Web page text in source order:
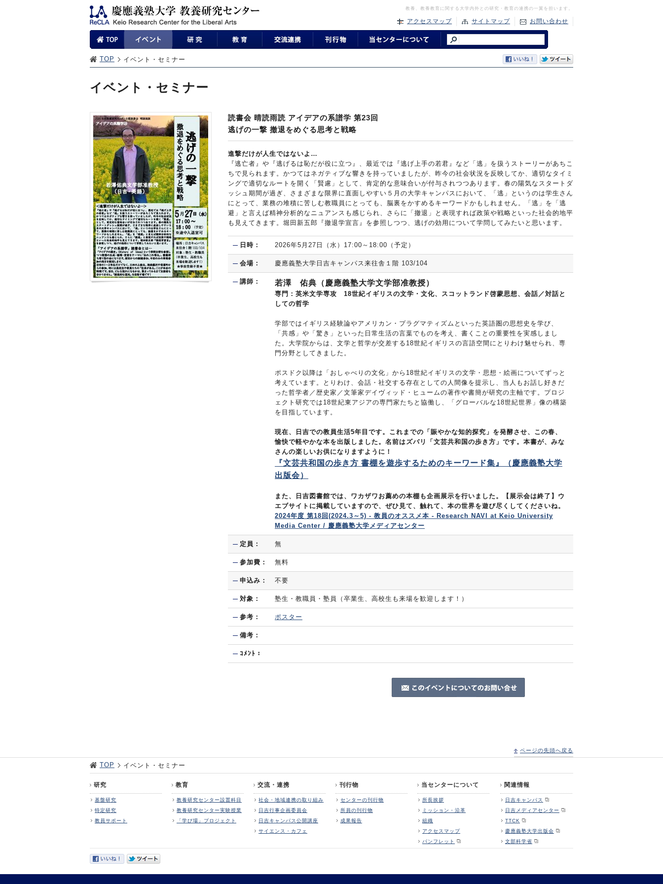
教養、教養教育に関する大学内外との研究・教育の連携の一翼を担います。
アクセスマップ サイトマップ お問い合わせ
TOP イベント・セミナー
イベント・セミナー
読書会 晴読雨読 アイデアの系譜学 第23回
逃げの一撃 撤退をめぐる思考と戦略
進撃だけが人生ではないよ…
『逃亡者』や『逃げるは恥だが役に立つ』、最近では『逃げ上手の若君』など「逃」を扱うストーリーがあちこ
ちで見られます。かつてはネガティブな響きを持っていましたが、昨今の社会状況を反映してか、適切なタイミ
ングで適切なルートを開く「賢慮」として、肯定的な意味合いが付与されつつあります。春の陽気なスタートダ
ッシュ期間が過ぎ、さまざまな限界に直面しやすい５月の大学キャンパスにおいて、「逃」というのは学生さん
にとって、業務の堆積に苦しむ教職員にとっても、脳裏をかすめるキーワードかもしれません。「逃」を「逃
避」と言えば精神分析的なニュアンスも感じられ、さらに「撤退」と表現すれば政策や戦略といった社会的地平
も見えてきます。堀田新五郎『撤退学宣言』を参照しつつ、逃げの効用について学問してみたいと思います。
日時： 2026年5月27日（水）17:00～18:00（予定）
会場： 慶應義塾大学日吉キャンパス来往舎１階 103/104
講師： 若澤 佑典（慶應義塾大学文学部准教授）
専門：英米文学専攻 18世紀イギリスの文学・文化、スコットランド啓蒙思想、会話／対話と
しての哲学
学部ではイギリス経験論やアメリカン・プラグマティズムといった英語圏の思想史を学び、
「共感」や「驚き」といった日常生活の言葉でものを考え、書くことの重要性を実感しまし
た。大学院からは、文学と哲学が交差する18世紀イギリスの言語空間にとりわけ魅せられ、専
門分野としてきました。
ポスドク以降は「おしゃべりの文化」から18世紀イギリスの文学・思想・絵画についてずっと
考えています。とりわけ、会話・社交する存在としての人間像を提示し、当人もお話し好きだ
った哲学者／歴史家／文筆家デイヴィッド・ヒュームの著作や書簡が研究の主軸です。プロジ
ェクト研究では18世紀東アジアの専門家たちと協働し、「グローバルな18世紀世界」像の構築
を目指しています。
現在、日吉での教員生活5年目です。これまでの「賑やかな知的探究」を発酵させ、この春、
愉快で軽やかな本を出版しました。名前はズバリ
「文芸共和国の歩き方」 です。本書が、みな
さんの楽しいお供になりますように！
『文芸共和国の歩き方 書棚を遊歩するためのキーワード集』（慶應義塾大学
出版会）
また、日吉図書館では、ワカザワお薦めの本棚も企画展示を行いました。【展示会は終了】ウ
エブサイトに掲載していますので、ぜひ見て、触れて、本の世界を遊び尽くしてくださいね。
2024年度 第18回(2024.3～5) - 教員のオススメ本 - Research NAVI at Keio University
Media Center / 慶應義塾大学メディアセンター
定員： 無
参加費： 無料
申込み： 不要
対象： 塾生・教職員・塾員（卒業生、高校生も来場を歓迎します！）
参考： ポスター
備考：
ｺﾒﾝﾄ：
ページの先頭へ戻る
TOP イベント・セミナー
研究
基盤研究
特定研究
教員サポート
教育
教養研究センター設置科目
教養研究センター実験授業
「学び場」プロジェクト
交流・連携
社会・地域連携の取り組み
日吉行事企画委員会
日吉キャンパス公開講座
サイエンス・カフェ
刊行物
センターの刊行物
所員の刊行物
成果報告
当センターについて
所長挨拶
ミッション・沿革
組織
アクセスマップ
パンフレット
関連情報
日吉キャンパス
日吉メディアセンター
TTCK
慶應義塾大学出版会
文部科学省